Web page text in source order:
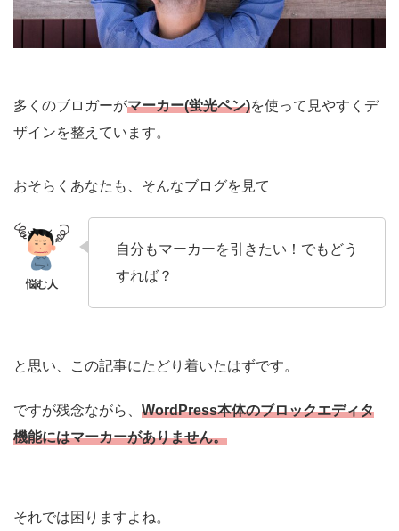
多くのブロガーがマーカー(蛍光ペン)を使って見やすくデ
ザインを整えています。
おそらくあなたも、そんなブログを見て
自分もマーカーを引きたい！でもどう
すれば？
と思い、この記事にたどり着いたはずです。
ですが残念ながら、 WordPress本体のブロックエディタ
機能にはマーカーがありません。
それでは困りますよね。